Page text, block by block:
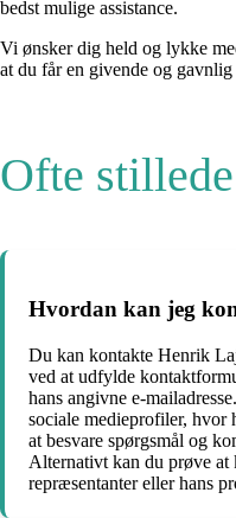
bedst mulige assistance.
Vi ønsker dig held og lykke
at du får en givende og
Ofte
Hvordan kan jeg
Du kan kontakte Henrik
ved at udfylde
hans angivne e-
sociale medieprofiler, hvor
at besvare spørgsmål og
Alternativt kan du prøve at
repræsentanter eller hans